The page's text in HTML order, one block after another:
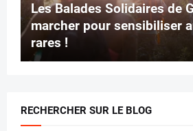
Les Balades Solidaires de
marcher pour sensibiliser
rares !
RECHERCHER SUR LE BLOG